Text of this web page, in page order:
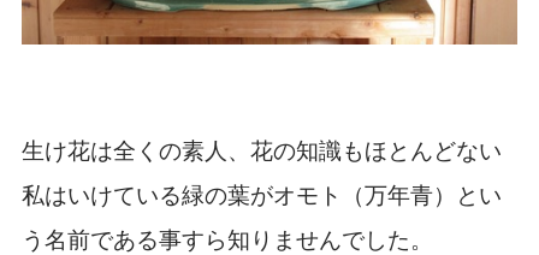
生け花は全くの素人、花の知識もほとんどない
私はいけている緑の葉がオモト（万年青）とい
う名前である事すら知りませんでした。